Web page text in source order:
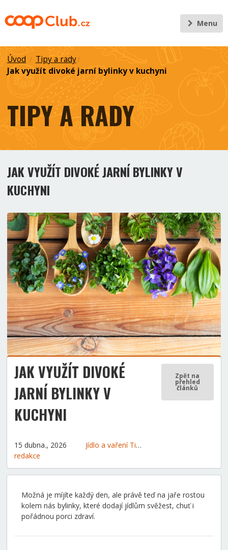
Menu
Úvod / Tipy a rady/
Jak využít divoké jarní bylinky v kuchyni
TIPY A RADY
JAK VYUŽÍT DIVOKÉ JARNÍ BYLINKY V
KUCHYNI
JAK VYUŽÍT DIVOKÉ
JARNÍ BYLINKY V
KUCHYNI
Zpět na
přehled
článků
15 dubna., 2026
redakce
Jídlo a vaření Tipy a rady
Možná je míjíte každý den, ale právě teď na jaře rostou
kolem nás bylinky, které dodají jídlům svěžest, chuť i
pořádnou porci zdraví.